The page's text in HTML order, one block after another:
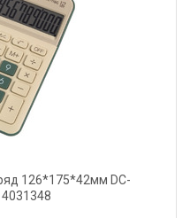
126*175*42мм DC-